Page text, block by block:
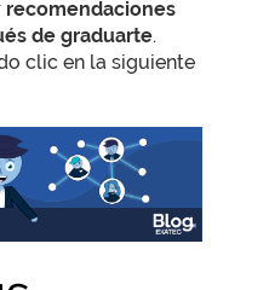
recomendaciones
de graduarte.
clic en la siguiente